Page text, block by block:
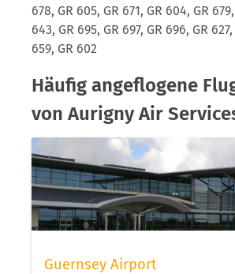
678, GR 605, GR 671, GR 604, GR
643, GR 695, GR 697, GR 696, GR
659, GR 602
Häufig angeflogene
von Aurigny Air
Guernsey Airport